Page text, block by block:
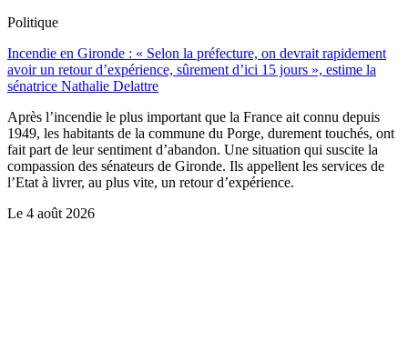
Politique
Incendie en Gironde : « Selon la préfecture, on devrait rapidement
avoir un retour d’expérience, sûrement d’ici 15 jours », estime la
sénatrice Nathalie Delattre
Après l’incendie le plus important que la France ait connu depuis
1949, les habitants de la commune du Porge, durement touchés, ont
fait part de leur sentiment d’abandon. Une situation qui suscite la
compassion des sénateurs de Gironde. Ils appellent les services de
l’Etat à livrer, au plus vite, un retour d’expérience.
Le 4 août 2026